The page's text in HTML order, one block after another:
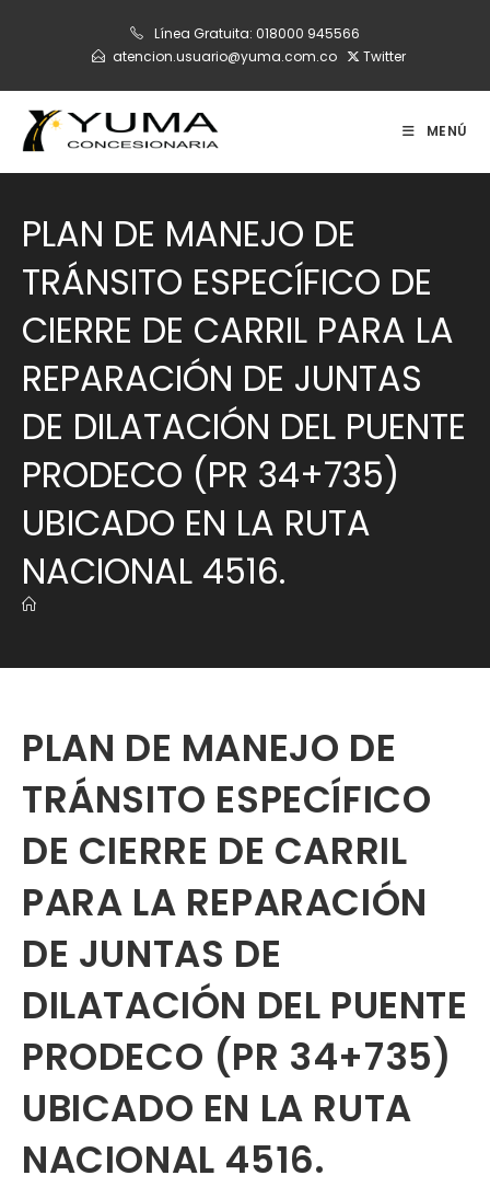
Línea Gratuita: 018000 945566
atencion.usuario@yuma.com.co
Twitter
MENÚ
PLAN DE MANEJO DE
TRÁNSITO ESPECÍFICO DE
CIERRE DE CARRIL PARA LA
REPARACIÓN DE JUNTAS
DE DILATACIÓN DEL PUENTE
PRODECO (PR 34+735)
UBICADO EN LA RUTA
NACIONAL 4516.
PLAN DE MANEJO DE
TRÁNSITO ESPECÍFICO
DE CIERRE DE CARRIL
PARA LA REPARACIÓN
DE JUNTAS DE
DILATACIÓN DEL PUENTE
PRODECO (PR 34+735)
UBICADO EN LA RUTA
NACIONAL 4516.